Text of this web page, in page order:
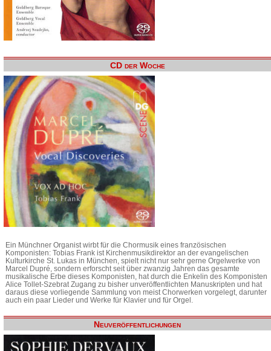
CD der Woche
Ein Münchner Organist wirbt für die Chormusik eines französischen
Komponisten: Tobias Frank ist Kirchenmusikdirektor an der evangelischen
Kulturkirche St. Lukas in München, spielt nicht nur sehr gerne Orgelwerke von
Marcel Dupré, sondern erforscht seit über zwanzig Jahren das gesamte
musikalische Erbe dieses Komponisten, hat durch die Enkelin des Komponisten
Alice Tollet-Szebrat Zugang zu bisher unveröffentlichten Manuskripten und hat
daraus diese vorliegende Sammlung von meist Chorwerken vorgelegt, darunter
auch ein paar Lieder und Werke für Klavier und für Orgel.
Neuveröffentlichungen